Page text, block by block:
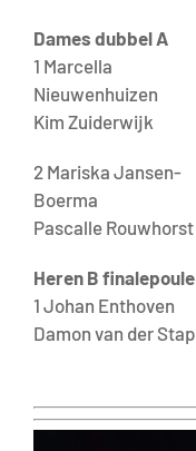
Dames dubbel A
1 Marcella
Nieuwenhuizen
Kim Zuiderwijk
2 Mariska Jansen-
Boerma
Pascalle Rouwhorst
Heren B finalepoule
1 Johan Enthoven
Damon van der Stap